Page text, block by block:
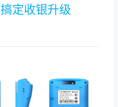
定收银升级